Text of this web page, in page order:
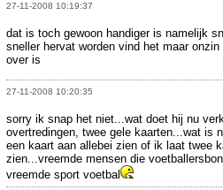
27-11-2008 10:19:37
dat is toch gewoon handiger is namelijk
sneller hervat worden vind het maar
over is
27-11-2008 10:20:35
sorry ik snap het niet...wat doet hij nu
overtredingen, twee gele kaarten...wat is
een kaart aan allebei zien of ik laat twee
zien...vreemde mensen die
vreemde sport voetbal